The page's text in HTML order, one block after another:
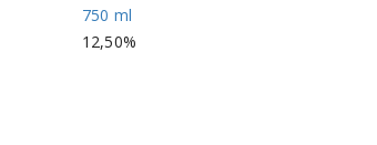
750 ml
12,50%